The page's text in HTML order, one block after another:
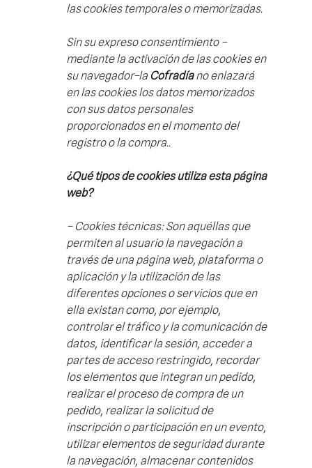
las cookies temporales o memorizadas.
Sin su expreso consentimiento –
mediante la activación de las cookies en
su navegador–la Cofradíano enlazará
en las cookies los datos memorizados
con sus datos personales
proporcionados en el momento del
registro o la compra..
¿Qué tipos de cookies utiliza esta página
web?
– Cookies técnicas: Son aquéllas que
permiten al usuario la navegación a
través de una página web, plataforma o
aplicación y la utilización de las
diferentes opciones o servicios que en
ella existan como, por ejemplo,
controlar el tráfico y la comunicación de
datos, identificar la sesión, acceder a
partes de acceso restringido, recordar
los elementos que integran un pedido,
realizar el proceso de compra de un
pedido, realizar la solicitud de
inscripción o participación en un evento,
utilizar elementos de seguridad durante
la navegación, almacenar contenidos